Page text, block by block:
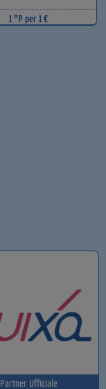
1 °P per 1 €
Partner Ufficiale